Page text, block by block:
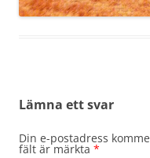
Lämna ett svar
Din e-postadress
fält är märkta *